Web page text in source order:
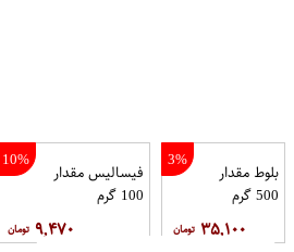
3%
بلوط مقدار
500 گرم
۳۵,۱۰۰
10%
فیسالیس مقدار
100 گرم
۹,۴۷۰